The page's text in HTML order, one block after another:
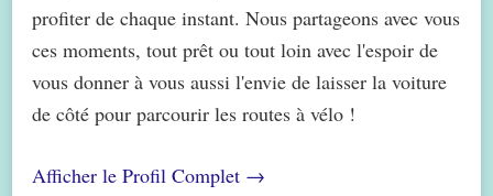
profiter de chaque instant. Nous partageons avec vous
ces moments, tout prêt ou tout loin avec l'espoir de
vous donner à vous aussi l'envie de laisser la voiture
de côté pour parcourir les routes à vélo !
Afficher le Profil Complet →